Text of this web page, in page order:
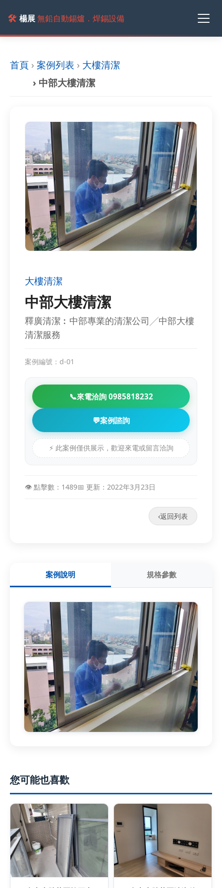
🛠️ 楊展無鉛自動錫爐．焊錫設備
首頁 › 案例列表 › 大樓清潔
› 中部大樓清潔
大樓清潔
中部大樓清潔
釋廣清潔︰中部專業的清潔公司╱中部大樓
清潔服務
案例編號：d-01
📞來電洽詢 0985818232
💬案例諮詢
⚡ 此案例僅供展示，歡迎來電或留言洽詢
👁️ 點擊數：1489📅 更新：2022年3月23日
‹返回列表
案例說明 規格參數
您可能也喜歡